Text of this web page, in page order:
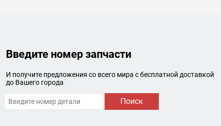
Введите номер запчасти
И получите предложения со всего мира с бесплатной доставкой
до Вашего города
Поиск